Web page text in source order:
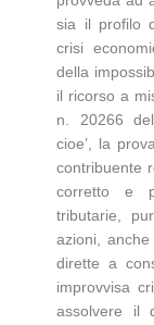
sia il profilo
crisi
della
il ricorso a
n. 20266
cioe’, la
contribuente
corretto e
tributarie,
azioni,
dirette a
improvvisa
assolvere il